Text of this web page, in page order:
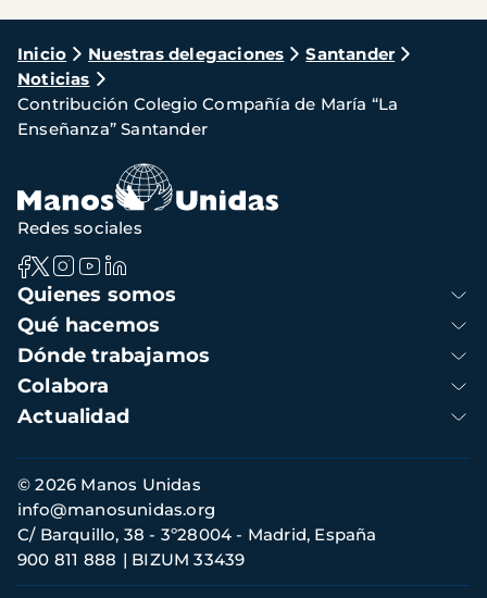
Ruta
de
navegación
Inicio Nuestras delegaciones
Santander
Noticias
Contribución Colegio Compañía de María “La
Enseñanza” Santander
Navegación
principal
Quienes somos
Qué hacemos
Dónde trabajamos
Colabora
Actualidad
Redes sociales
Información
de
contacto
© 2026 Manos Unidas
C/ Barquillo, 38 - 3º28004 - Madrid, España
900 811 888
BIZUM 33439
info@manosunidas.org